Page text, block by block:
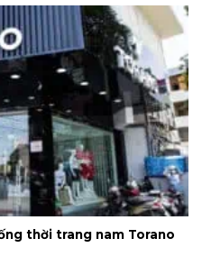
thời trang nam Torano